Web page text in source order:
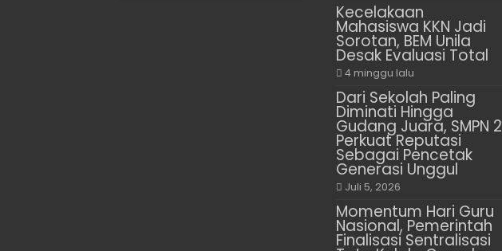
Kecelakaan
Mahasiswa KKN Jadi
Sorotan, BEM Unila
Desak Evaluasi Total
4 minggu lalu
Dari Sekolah Paling
Diminati Hingga
Gudang Juara, SMPN 2
Perkuat Reputasi
Sebagai Pencetak
Generasi Unggul
Juli 5, 2026
Momentum Hari Guru
Nasional, Pemerintah
Finalisasi Sentralisasi